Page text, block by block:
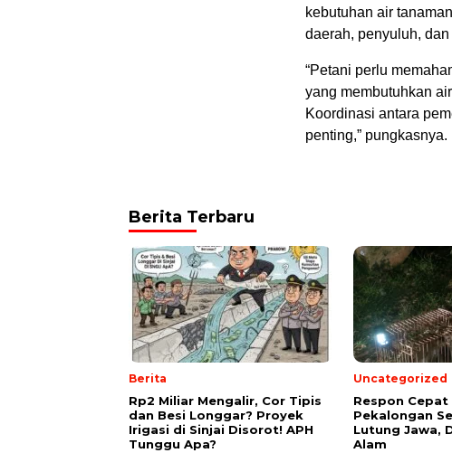
kebutuhan air
daerah, penyuluh,
“Petani perlu
yang membutuhkan
Koordinasi antara
penting,”
Berita Terbaru
Berita
Rp2 Miliar Mengalir, Cor Tipis
dan Besi Longgar? Proyek
Irigasi di Sinjai Disorot! APH
Tunggu Apa?
Uncategorized
Respon
Pekalongan
Lutung Jawa,
Alam